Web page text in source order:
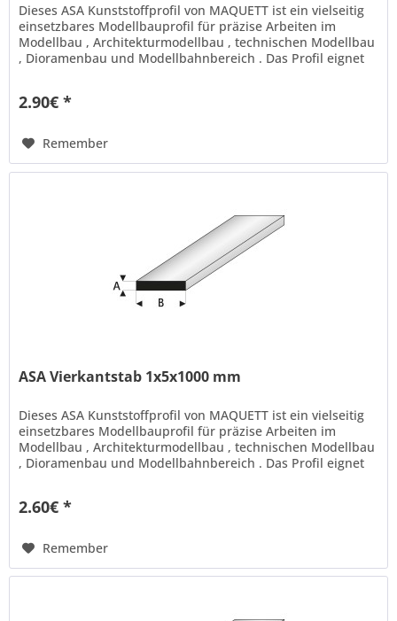
Dieses ASA Kunststoffprofil von MAQUETT ist ein vielseitig
einsetzbares Modellbauprofil für präzise Arbeiten im
Modellbau , Architekturmodellbau , technischen Modellbau
, Dioramenbau und Modellbahnbereich . Das Profil eignet
2.90€ *
Remember
ASA Vierkantstab 1x5x1000 mm
Dieses ASA Kunststoffprofil von MAQUETT ist ein vielseitig
einsetzbares Modellbauprofil für präzise Arbeiten im
Modellbau , Architekturmodellbau , technischen Modellbau
, Dioramenbau und Modellbahnbereich . Das Profil eignet
2.60€ *
Remember